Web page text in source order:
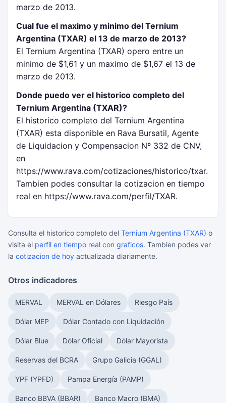
marzo de 2013.
Cual fue el maximo y minimo del Ternium
Argentina (TXAR) el 13 de marzo de 2013?
El Ternium Argentina (TXAR) opero entre un
minimo de $1,61 y un maximo de $1,67 el 13 de
marzo de 2013.
Donde puedo ver el historico completo del
Ternium Argentina (TXAR)?
El historico completo del Ternium Argentina
(TXAR) esta disponible en Rava Bursatil, Agente
de Liquidacion y Compensacion Nº 332 de CNV,
en
https://www.rava.com/cotizaciones/historico/txar.
Tambien podes consultar la cotizacion en tiempo
real en https://www.rava.com/perfil/TXAR.
Consulta el historico completo del Ternium Argentina (TXAR) o
visita el perfil en tiempo real con graficos. Tambien podes ver
la cotizacion de hoy actualizada diariamente.
Otros indicadores
MERVAL MERVAL en Dólares Riesgo País
Dólar MEP Dólar Contado con Liquidación
Dólar Blue Dólar Oficial Dólar Mayorista
Reservas del BCRA Grupo Galicia (GGAL)
YPF (YPFD) Pampa Energía (PAMP)
Banco BBVA (BBAR) Banco Macro (BMA)